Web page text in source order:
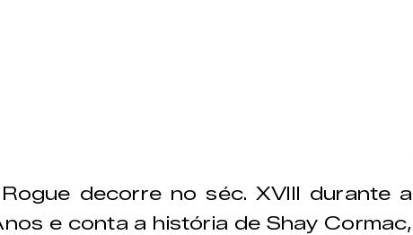
decorre no séc. XVIII durante a
e conta a história de Shay Cormac,